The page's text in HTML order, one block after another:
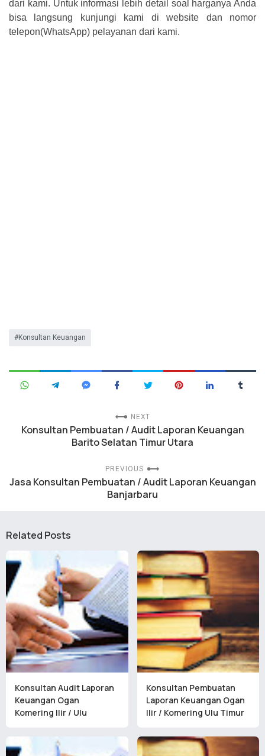
dari kami. Untuk informasi lebih detail soal harganya Anda
bisa langsung kunjungi kami di website dan nomor
telepon(WhatsApp) pelayanan dari kami.
Konsultan Keuangan
NEXT
Konsultan Pembuatan / Audit Laporan Keuangan
Barito Selatan Timur Utara
PREVIOUS
Jasa Konsultan Pembuatan / Audit Laporan Keuangan
Banjarbaru
Related Posts
Konsultan Audit Laporan
Keuangan Ogan
Komering Ilir / Ulu
Konsultan Pembuatan
Laporan Keuangan Ogan
Ilir / Komering Ulu Timur